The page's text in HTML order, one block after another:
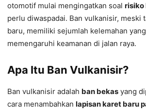
otomotif mulai mengingatkan soal risiko
perlu diwaspadai. Ban vulkanisir, meski
baru, memiliki sejumlah kelemahan
memengaruhi keamanan di jalan raya.
Apa Itu Ban Vulkanisir?
Ban vulkanisir adalah ban bekas yang
cara menambahkan lapisan karet baru